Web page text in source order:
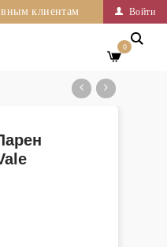
Войти
клиентам
0